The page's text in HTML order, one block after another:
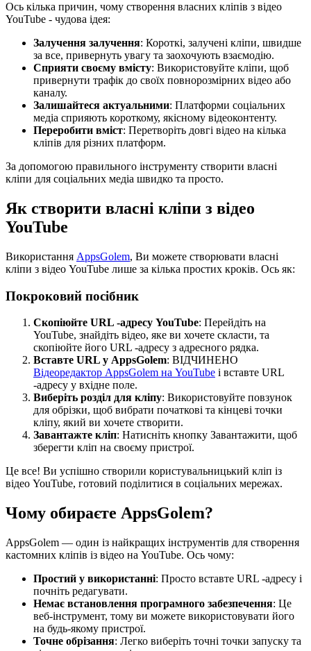
Ось кілька причин, чому створення власних кліпів з відео
YouTube - чудова ідея:
Залучення залучення: Короткі, залучені кліпи, швидше
за все, привернуть увагу та заохочують взаємодію.
Сприяти своєму вмісту: Використовуйте кліпи, щоб
привернути трафік до своїх повнорозмірних відео або
каналу.
Залишайтеся актуальними: Платформи соціальних
медіа сприяють короткому, якісному відеоконтенту.
Переробити вміст: Перетворіть довгі відео на кілька
кліпів для різних платформ.
За допомогою правильного інструменту створити власні
кліпи для соціальних медіа швидко та просто.
Як створити власні кліпи з відео
YouTube
Використання AppsGolem, Ви можете створювати власні
кліпи з відео YouTube лише за кілька простих кроків. Ось як:
Покроковий посібник
Скопіюйте URL -адресу YouTube: Перейдіть на
YouTube, знайдіть відео, яке ви хочете скласти, та
скопіюйте його URL -адресу з адресного рядка.
Вставте URL у AppsGolem: ВІДЧИНЕНО
Відеоредактор AppsGolem на YouTube і вставте URL
-адресу у вхідне поле.
Виберіть розділ для кліпу: Використовуйте повзунок
для обрізки, щоб вибрати початкові та кінцеві точки
кліпу, який ви хочете створити.
Завантажте кліп: Натисніть кнопку Завантажити, щоб
зберегти кліп на своєму пристрої.
Це все! Ви успішно створили користувальницький кліп із
відео YouTube, готовий поділитися в соціальних мережах.
Чому обираєте AppsGolem?
AppsGolem — один із найкращих інструментів для створення
кастомних кліпів із відео на YouTube. Ось чому:
Простий у використанні: Просто вставте URL -адресу і
почніть редагувати.
Немає встановлення програмного забезпечення: Це
веб-інструмент, тому ви можете використовувати його
на будь-якому пристрої.
Точне обрізання: Легко виберіть точні точки запуску та